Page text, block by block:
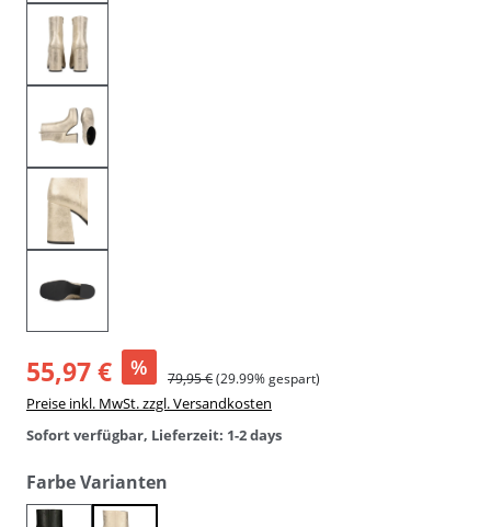
55,97 € % 79,95 €(29.99% gespart)
Preise inkl. MwSt. zzgl. Versandkosten
Sofort verfügbar, Lieferzeit: 1-2 days
Farbe Varianten